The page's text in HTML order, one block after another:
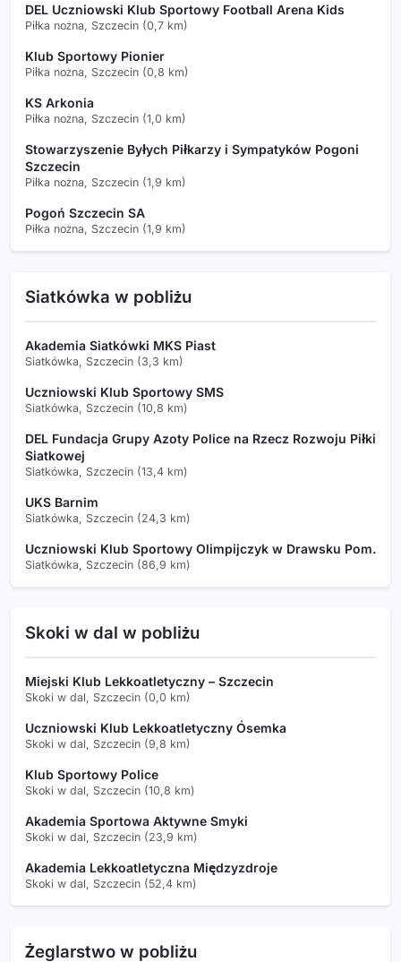
DEL Uczniowski Klub Sportowy Football Arena Kids
Piłka nożna, Szczecin (0,7 km)
Klub Sportowy Pionier
Piłka nożna, Szczecin (0,8 km)
KS Arkonia
Piłka nożna, Szczecin (1,0 km)
Stowarzyszenie Byłych Piłkarzy i Sympatyków Pogoni
Szczecin
Piłka nożna, Szczecin (1,9 km)
Pogoń Szczecin SA
Piłka nożna, Szczecin (1,9 km)
Siatkówka w pobliżu
Akademia Siatkówki MKS Piast
Siatkówka, Szczecin (3,3 km)
Uczniowski Klub Sportowy SMS
Siatkówka, Szczecin (10,8 km)
DEL Fundacja Grupy Azoty Police na Rzecz Rozwoju Piłki
Siatkowej
Siatkówka, Szczecin (13,4 km)
UKS Barnim
Siatkówka, Szczecin (24,3 km)
Uczniowski Klub Sportowy Olimpijczyk w Drawsku Pom.
Siatkówka, Szczecin (86,9 km)
Skoki w dal w pobliżu
Miejski Klub Lekkoatletyczny – Szczecin
Skoki w dal, Szczecin (0,0 km)
Uczniowski Klub Lekkoatletyczny Ósemka
Skoki w dal, Szczecin (9,8 km)
Klub Sportowy Police
Skoki w dal, Szczecin (10,8 km)
Akademia Sportowa Aktywne Smyki
Skoki w dal, Szczecin (23,9 km)
Akademia Lekkoatletyczna Międzyzdroje
Skoki w dal, Szczecin (52,4 km)
Żeglarstwo w pobliżu